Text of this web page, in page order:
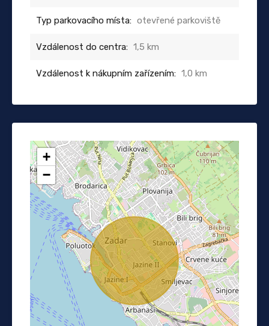
Typ parkovacího místa: otevřené parkoviště
Vzdálenost do centra: 1,5 km
Vzdálenost k nákupním zařízením: 1,0 km
+
−